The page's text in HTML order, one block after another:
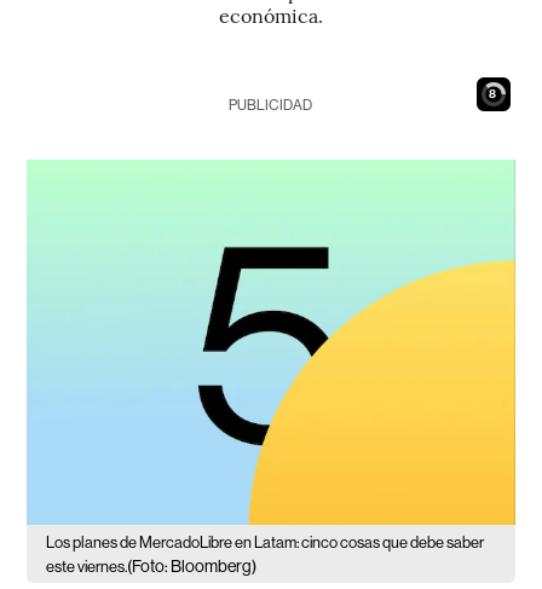
económica.
7
PUBLICIDAD
Los planes de MercadoLibre en Latam: cinco cosas que debe saber
este viernes.(Foto: Bloomberg)